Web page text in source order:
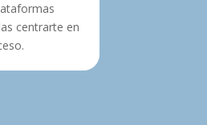
centrarte en